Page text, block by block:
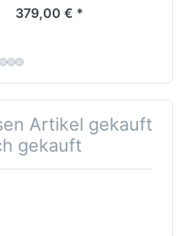
379,00 € *
Artikel gekauft
gekauft